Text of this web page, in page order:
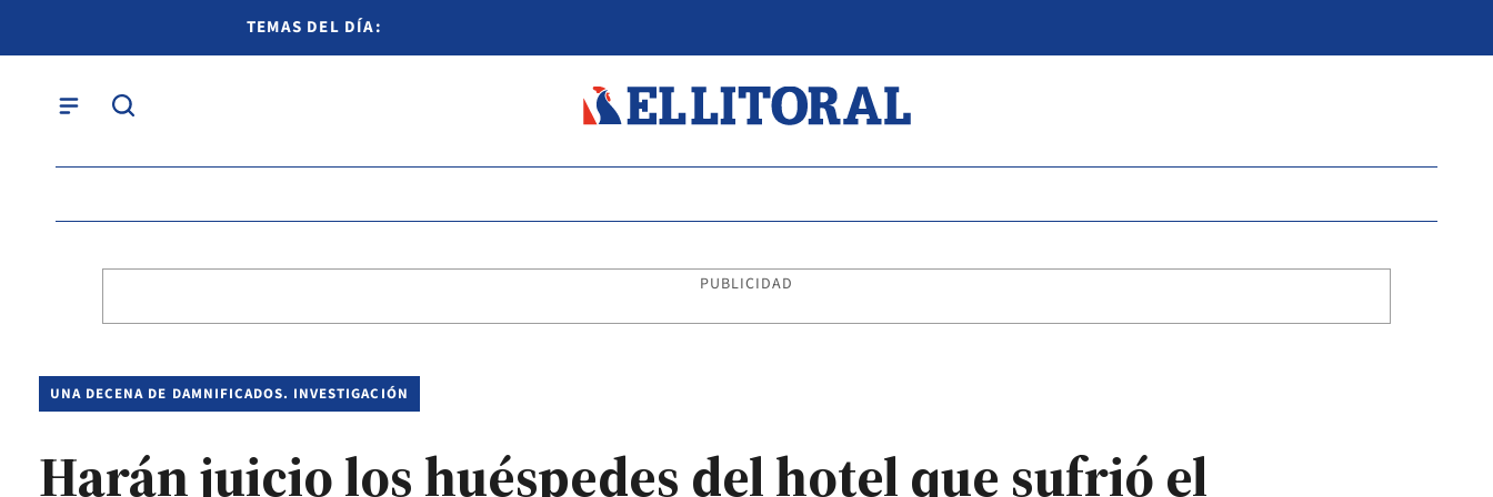
TEMAS DEL DÍA:
PUBLICIDAD
UNA DECENA DE DAMNIFICADOS. INVESTIGACIÓN
Harán juicio los huéspedes del hotel que sufrió el